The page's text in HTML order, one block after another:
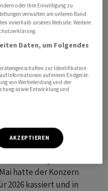
hatten.
Fahrzeugen hinter
ernannte das
zum neuen
zum neuen
an der Finanzspitze
im Management des
- erst im April hatte der
hatte der Konzern
2026 kassiert und in
oder Ihre Einwilligung zu
verwalten am unteren Rand
innerhalb unseres Website. Weitere
Daten, um Folgendes
zur Identifikation
Informationen auf einem Endgerät.
von Werbeleistung und der
sowie Entwicklung und
AKZEPTIEREN